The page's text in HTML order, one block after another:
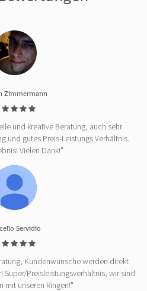
Zimmermann
und kreative Beratung, auch sehr
und gutes Preis-Leistungs Verhältnis.
Vielen Dank!"
Servidio
Kundenwünsche werden direkt
Preisleistungsverhältnis, wir sind
mit unseren Ringen!"